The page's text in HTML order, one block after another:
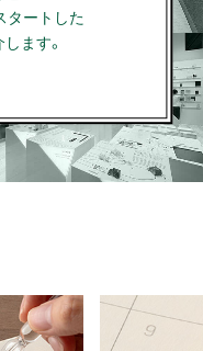
タートした
ます。